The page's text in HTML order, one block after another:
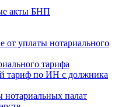
акты БНП
от уплаты нотариального
тарифа
тариф по ИН с должника
палат